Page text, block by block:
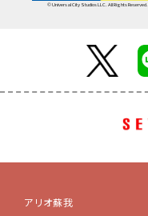
© Universal City Studios LLC. All Rights Reserved.
アリオ蘇我